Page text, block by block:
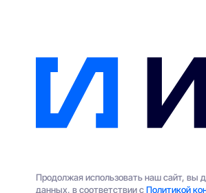
Продолжая использовать наш сайт, вы
данных, в соответствии сПолитикой